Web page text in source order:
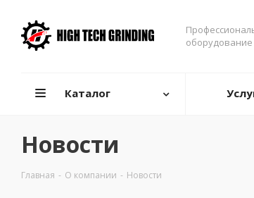
оборудование
Каталог
Новости
Главная - О компании - Новости